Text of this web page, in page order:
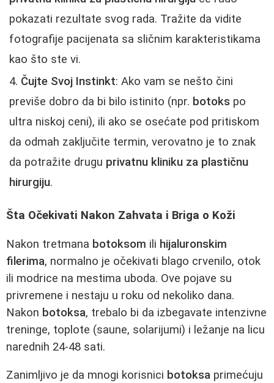
pokazati rezultate svog rada. Tražite da vidite
fotografije pacijenata sa sličnim karakteristikama
kao što ste vi.
Čujte Svoj Instinkt: Ako vam se nešto čini
previše dobro da bi bilo istinito (npr. botoks po
ultra niskoj ceni), ili ako se osećate pod pritiskom
da odmah zaključite termin, verovatno je to znak
da potražite drugu privatnu kliniku za plastičnu
hirurgiju.
Šta Očekivati Nakon Zahvata i Briga o Koži
Nakon tretmana botoksom ili hijaluronskim
filerima, normalno je očekivati blago crvenilo, otok
ili modrice na mestima uboda. Ove pojave su
privremene i nestaju u roku od nekoliko dana.
Nakon botoksa, trebalo bi da izbegavate intenzivne
treninge, toplote (saune, solarijumi) i ležanje na licu
narednih 24-48 sati.
Zanimljivo je da mnogi korisnici botoksa primećuju